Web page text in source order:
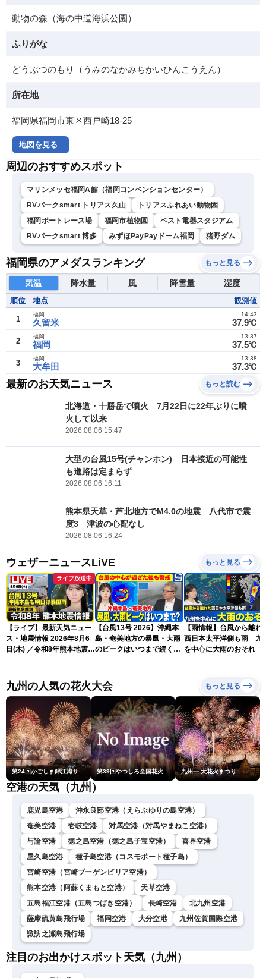
動物の森（海の中道海浜公園）
ふりがな
どうぶつのもり（うみのなかみちかいひんこうえん）
所在地
福岡県福岡市東区西戸崎18-25
地図を見る
周辺のおすすめスポット
マリンメッセ福岡A館（福岡コンベンションセンター）
RVパークsmart トリアス久山
トリアスふれあい動物園
福岡ボートレース場
福岡市植物園
ベスト電器スタジアム
RVパークsmart 博多
みずほPayPayドーム福岡 猪野ダム
福岡県のアメダスランキング もっと見る
気温 降水量 風 降雪量 湿度
順位 地点 観測値
1 久留米
福岡
37.9℃
14:43
2 福岡
福岡
37.5℃
13:37
3 大牟田
福岡
37.3℃
13:38
最新のお天気ニュース もっと読む
北海道・十勝岳で噴火 7月22日に22年ぶりに噴
火して以来
2026.08.06 15:47
大型の台風15号(チャンホン) 日本接近の可能性
も進路は定まらず
2026.08.06 16:11
熊本県天草・芦北地方でM4.0の地震 八代市で震
度3 津波の心配なし
2026.08.06 16:24
ウェザーニュースLiVE もっと見る
ライブ放送中
【ライブ】最新天気ニュー
ス・地震情報 2026年8月6
日(木) ／令和8年熊本地震情
LiVEムーン・駒木結衣／本
田竜也〉
【台風13号 2026】沖縄本
島・奄美地方の暴風・大雨
のピークはいつまで続く？
【雨情報】台風から離れ
西日本太平洋側も雨 九
を中心に大雨のおそれ
九州の人気の花火大会 もっと見る
第24回かごしま錦江湾サマーナイト大花火大会 第39回やつしろ全国花火競技大会 九州一 大花火まつり
空港の天気（九州）
鹿児島空港
沖永良部空港（えらぶゆりの島空港）
奄美空港
壱岐空港
対馬空港（対馬やまねこ空港）
与論空港
徳之島空港（徳之島子宝空港）
喜界空港
屋久島空港
種子島空港（コスモポート種子島）
宮崎空港（宮崎ブーゲンビリア空港）
熊本空港（阿蘇くまもと空港）
天草空港
五島福江空港（五島つばき空港）
長崎空港
北九州空港
薩摩硫黄島飛行場
福岡空港 大分空港
九州佐賀国際空港
諏訪之瀬島飛行場
注目のお出かけスポット天気（九州）